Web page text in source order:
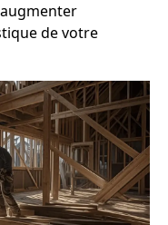
de votre